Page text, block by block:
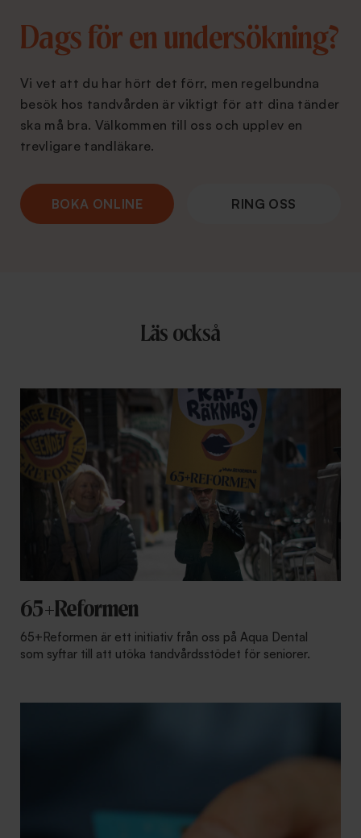
Dags för en undersökning?
Vi vet att du har hört det förr, men regelbundna
besök hos tandvården är viktigt för att dina tänder
ska må bra. Välkommen till oss och upplev en
trevligare tandläkare.
BOKA ONLINE RING OSS
Läs också
65+Reformen
65+Reformen är ett initiativ från oss på Aqua Dental
som syftar till att utöka tandvårdsstödet för seniorer.